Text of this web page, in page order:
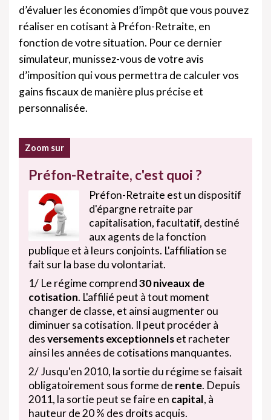
d’évaluer les économies d’impôt que vous pouvez
réaliser en cotisant à Préfon-Retraite, en
fonction de votre situation. Pour ce dernier
simulateur, munissez-vous de votre avis
d’imposition qui vous permettra de calculer vos
gains fiscaux de manière plus précise et
personnalisée.
Zoom sur
Préfon-Retraite, c'est quoi ?
Préfon-Retraite est un dispositif
d'épargne retraite par
capitalisation, facultatif, destiné
aux agents de la fonction
publique et à leurs conjoints. L'affiliation se
fait sur la base du volontariat.
1/ Le régime comprend30 niveaux de
cotisation. L'affilié peut à tout moment
changer de classe, et ainsi augmenter ou
diminuer sa cotisation. Il peut procéder à
desversements exceptionnelset racheter
ainsi les années de cotisations manquantes.
2/ Jusqu'en 2010, la sortie du régime se faisait
obligatoirement sous forme de rente. Depuis
2011, la sortie peut se faire en capital, à
hauteur de 20 % des droits acquis.